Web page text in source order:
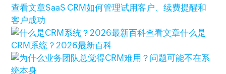
查看文章SaaS CRM如何管理试用客户、续费提醒和
客户成功
查看文章什么是
CRM系统？2026最新百科